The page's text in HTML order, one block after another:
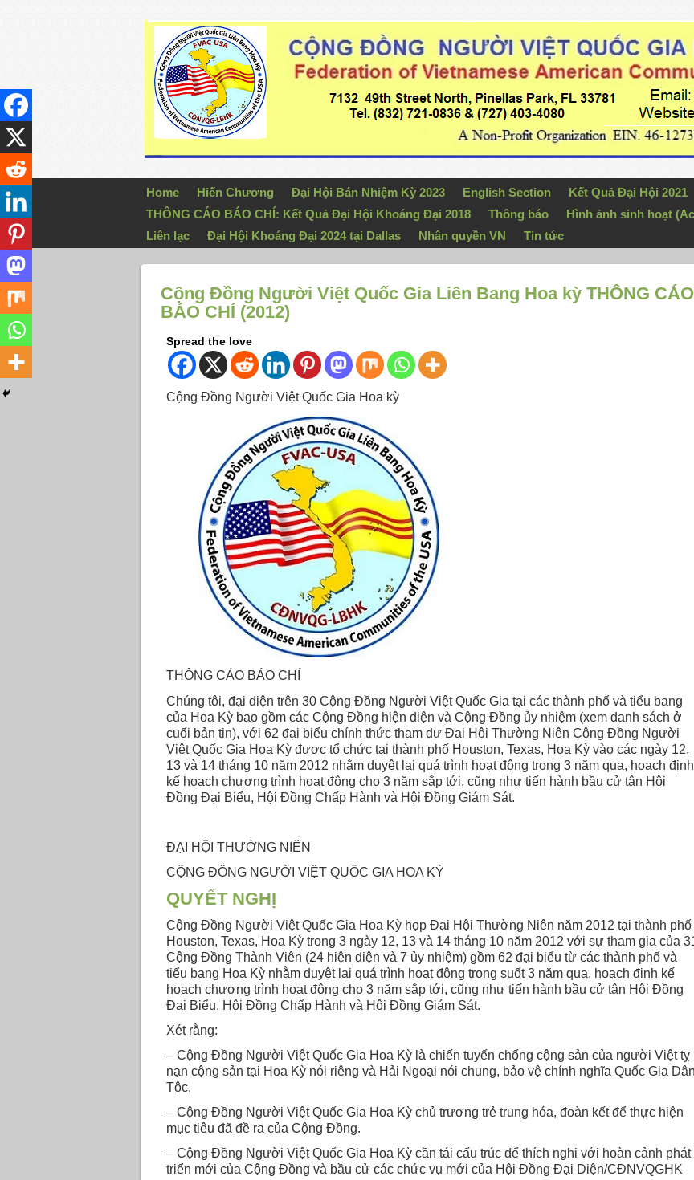
Home Hiến Chương Đại Hội Bán Nhiệm Kỳ 2023 English Section
Kết Quả Đại Hội 2021
THÔNG CÁO BÁO CHÍ: Kết Quả Đại Hội Khoáng Đại 2018
Thông báo Hình ảnh sinh hoạt
Liên lạc
Đại Hội Khoáng Đại 2024 tại Dallas Nhân quyền VN Tin tức
Cộng Đồng Người Việt Quốc Gia Liên Bang Hoa kỳ THÔNG CÁO
BÁO CHÍ (2012)
Spread the love
Cộng Đồng Người Việt Quốc Gia Hoa kỳ
THÔNG CÁO BÁO CHÍ
Chúng tôi, đại diện trên 30 Cộng Đồng Người Việt Quốc Gia tại các thành phố và tiểu bang
của Hoa Kỳ bao gồm các Cộng Đồng hiện diện và Cộng Đồng ủy nhiệm (xem danh sách ở
cuối bản tin), với 62 đại biểu chính thức tham dự Đại Hội Thường Niên Cộng Đồng Người
Việt Quốc Gia Hoa Kỳ được tổ chức tại thành phố Houston, Texas, Hoa Kỳ vào các ngày 12,
13 và 14 tháng 10 năm 2012 nhằm duyệt lại quá trình hoạt động trong 3 năm qua, hoạch định
kế hoạch chương trình hoạt động cho 3 năm sắp tới, cũng như tiến hành bầu cử tân Hội
Đồng Đại Biểu, Hội Đồng Chấp Hành và Hội Đồng Giám Sát.
ĐẠI HỘI THƯỜNG NIÊN
CỘNG ĐỒNG NGƯỜI VIỆT QUỐC GIA HOA KỲ
QUYẾT NGHỊ
Cộng Đồng Người Việt Quốc Gia Hoa Kỳ họp Đại Hội Thường Niên năm 2012 tại thành phố
Houston, Texas, Hoa Kỳ trong 3 ngày 12, 13 và 14 tháng 10 năm 2012 với sự tham gia của
Cộng Đồng Thành Viên (24 hiện diện và 7 ủy nhiệm) gồm 62 đại biểu từ các thành phố và
tiểu bang Hoa Kỳ nhằm duyệt lại quá trình hoạt động trong suốt 3 năm qua, hoạch định kế
hoạch chương trình hoạt động cho 3 năm sắp tới, cũng như tiến hành bầu cử tân Hội Đồng
Đại Biểu, Hội Đồng Chấp Hành và Hội Đồng Giám Sát.
Xét rằng:
– Cộng Đồng Người Việt Quốc Gia Hoa Kỳ là chiến tuyến chống cộng sản của người Việt tỵ
nạn cộng sản tại Hoa Kỳ nói riêng và Hải Ngoại nói chung, bảo vệ chính nghĩa Quốc Gia Dân
Tộc,
– Cộng Đồng Người Việt Quốc Gia Hoa Kỳ chủ trương trẻ trung hóa, đoàn kết để thực hiện
mục tiêu đã đề ra của Cộng Đồng.
– Cộng Đồng Người Việt Quốc Gia Hoa Kỳ cần tái cấu trúc để thích nghi với hoàn cảnh phát
triển mới của Cộng Đồng và bầu cử các chức vụ mới của Hội Đồng Đại Diện/CĐNVQGHK